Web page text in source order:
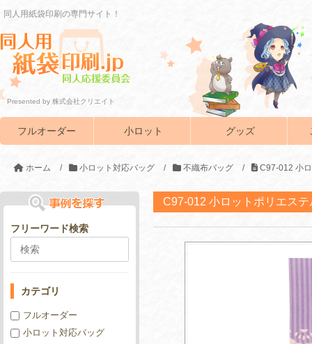
同人用紙袋印刷の専門サイト！
Presented by 株式会社クリエイト
フルオーダー 小ロット グッズ
ホーム / 小ロット対応バッグ / 不織布バッグ / C97-012 小
C97-012 小ロットポリエス
フリーワード検索
カテゴリ
フルオーダー
小ロット対応バッグ